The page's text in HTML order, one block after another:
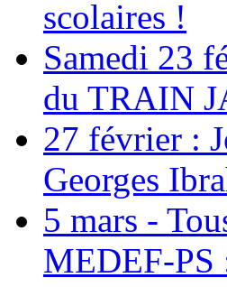
scolaires !
Samedi 23
du TRAIN
27 février :
Georges
5 mars -
MEDEF-PS